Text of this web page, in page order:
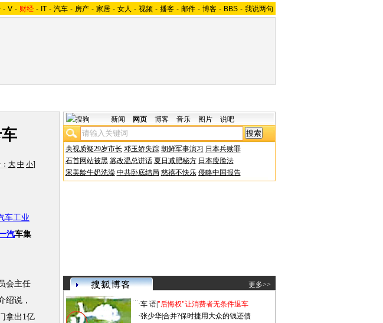
- V - 财经 - IT - 汽车 - 房产 - 家居 - 女人 - 视频 - 播客 - 邮件 - 博客 - BBS - 我说两句
大 中 小]
车工业
汽车集
会主任
绍说，
拿出1亿
新闻 网页 博客 音乐 图片 说吧
央视质疑29岁市长 邓玉娇失踪 朝鲜军事演习 日本兵赎罪
石首网站被黑 篡改温总讲话 夏日减肥秘方 日本瘦脸法
宋美龄牛奶洗澡 中共卧底结局 慈禧不快乐 侵略中国报告
更多>>
·车 语|"后悔权"让消费者无条件退车
·张少华|合并?保时捷用大众的钱还债